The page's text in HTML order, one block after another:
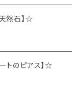
然石】☆
トのピアス】☆